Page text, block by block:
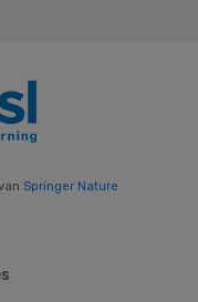
Springer Nature